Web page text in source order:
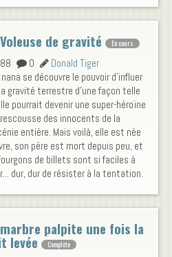
de gravité En cours
0
Donald Tiger
nana se découvre le pouvoir d'influer
gravité terrestre d'une façon telle
pourrait devenir une super-héroïne
des innocents de la
entière. Mais voilà, elle est née
son père est mort depuis peu, et
de billets sont si faciles à
dur, dur de résister à la tentation.
palpite une fois la
levée Complète